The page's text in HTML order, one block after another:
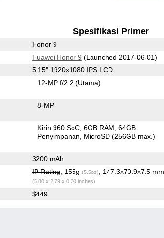
Spesifikasi Primer
Honor 9
Huawei Honor 9 (Launched 2017-06-01)
5.15" 1920x1080 IPS LCD
12-MP f/2.2(Utama)
8-MP
Kirin 960 SoC 6GB RAM 64GB
Penyimpanan
MicroSD (256GB max.)
3200 mAh
IP Rating, 155g (5.5oz) , 147.3x70.9x7.5 mm
(5.80 x 2.79 x 0.30 inches)
$449